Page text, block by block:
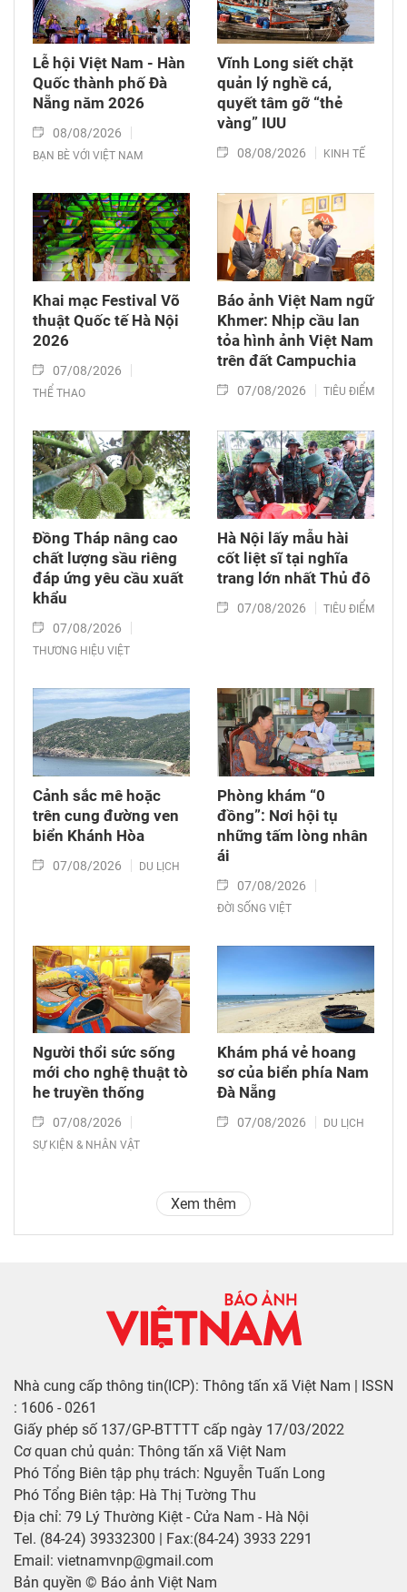
Lễ hội Việt Nam - Hàn
Quốc thành phố Đà
Nẵng năm 2026
08/08/2026
BẠN BÈ VỚI VIỆT NAM
Vĩnh Long siết chặt
quản lý nghề cá,
quyết tâm gỡ “thẻ
vàng” IUU
08/08/2026 KINH TẾ
Khai mạc Festival Võ
thuật Quốc tế Hà Nội
2026
07/08/2026
THỂ THAO
Báo ảnh Việt Nam ngữ
Khmer: Nhịp cầu lan
tỏa hình ảnh Việt Nam
trên đất Campuchia
07/08/2026 TIÊU ĐIỂM
Đồng Tháp nâng cao
chất lượng sầu riêng
đáp ứng yêu cầu xuất
khẩu
07/08/2026
THƯƠNG HIỆU VIỆT
Hà Nội lấy mẫu hài
cốt liệt sĩ tại nghĩa
trang lớn nhất Thủ đô
07/08/2026 TIÊU ĐIỂM
Cảnh sắc mê hoặc
trên cung đường ven
biển Khánh Hòa
07/08/2026 DU LỊCH
Phòng khám “0
đồng”: Nơi hội tụ
những tấm lòng nhân
ái
07/08/2026
ĐỜI SỐNG VIỆT
Người thổi sức sống
mới cho nghệ thuật tò
he truyền thống
07/08/2026
SỰ KIỆN & NHÂN VẬT
Khám phá vẻ hoang
sơ của biển phía Nam
Đà Nẵng
07/08/2026 DU LỊCH
Xem thêm
Nhà cung cấp thông tin(ICP): Thông tấn xã Việt Nam | ISSN
: 1606 - 0261
Giấy phép số 137/GP-BTTTT cấp ngày 17/03/2022
Cơ quan chủ quản: Thông tấn xã Việt Nam
Phó Tổng Biên tập phụ trách: Nguyễn Tuấn Long
Phó Tổng Biên tập: Hà Thị Tường Thu
Địa chỉ: 79 Lý Thường Kiệt - Cửa Nam - Hà Nội
Tel. (84-24) 39332300 | Fax:(84-24) 3933 2291
Email: vietnamvnp@gmail.com
Bản quyền © Báo ảnh Việt Nam